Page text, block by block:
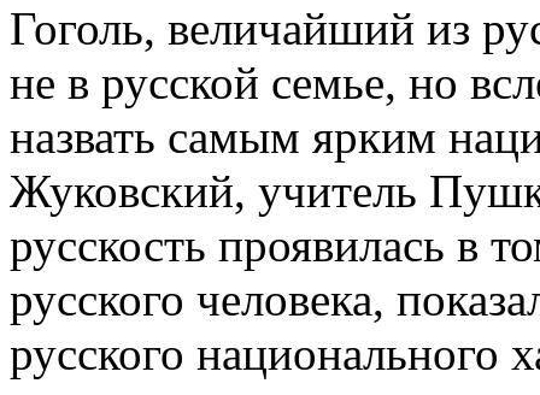
Гоголь, величайший из
не в русской семье, но
назвать самым ярким
Жуковский, учитель
русскость проявилась в
русского человека,
русского национального